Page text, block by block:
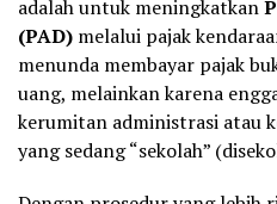
adalah untuk meningkatkan
(PAD) melalui pajak
menunda membayar pajak
uang, melainkan karena
kerumitan administrasi atau
yang sedang “sekolah”